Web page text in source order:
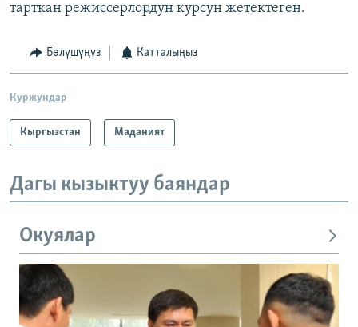
тарткан режиссерлордун курсун жетектеген.
Бөлүшүңүз Катталыңыз
Куржундар
Кыргызстан Маданият
Дагы кызыктуу баяндар
Окуялар